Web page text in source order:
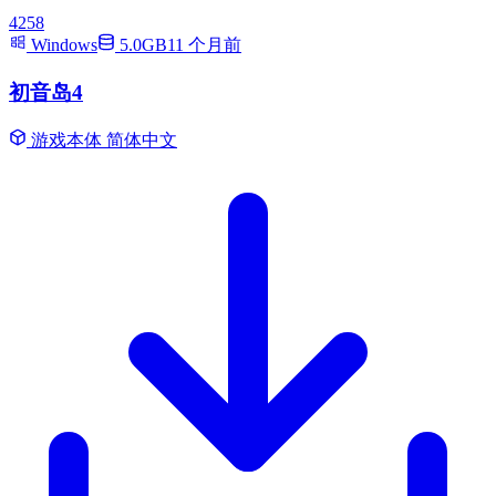
4258
Windows
5.0GB11 个月前
初音岛4
游戏本体 简体中文